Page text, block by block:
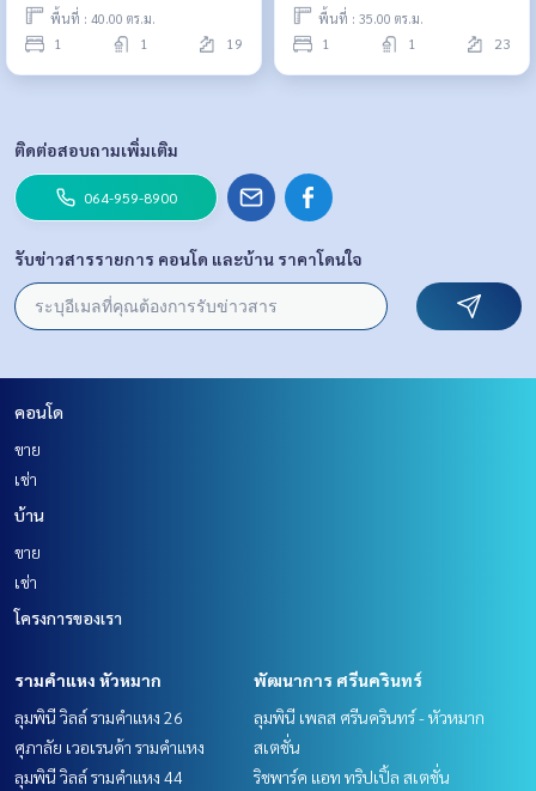
พื้นที่ : 40.00 ตร.ม.
1 1 19
พื้นที่ : 35.00 ตร.ม.
1 1 23
ติดต่อสอบถามเพิ่มเติม
064-959-8900
รับข่าวสารรายการ คอนโด และบ้าน ราคาโดนใจ
คอนโด
ขาย
เช่า
บ้าน
ขาย
เช่า
โครงการของเรา
รามคำแหง หัวหมาก
ลุมพินี วิลล์ รามคำแหง 26
ศุภาลัย เวอเรนด้า รามคำแหง
ลุมพินี วิลล์ รามคำแหง 44
พัฒนาการ ศรีนครินทร์
ลุมพินี เพลส ศรีนครินทร์ - หัวหมาก
สเตชั่น
ริชพาร์ค แอท ทริปเปิ้ล สเตชั่น